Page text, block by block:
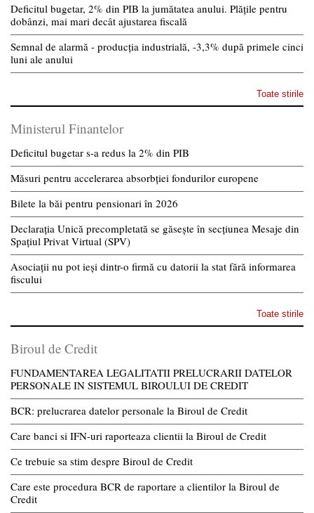
Deficitul bugetar, 2% din PIB la jumătatea anului. Plățile pentru
dobânzi, mai mari decât ajustarea fiscală
Semnal de alarmă - producția industrială, -3,3% după primele cinci
luni ale anului
Toate stirile
Ministerul Finantelor
Deficitul bugetar s-a redus la 2% din PIB
Măsuri pentru accelerarea absorbției fondurilor europene
Bilete la băi pentru pensionari în 2026
Declarația Unică precompletată se găsește în secțiunea Mesaje din
Spațiul Privat Virtual (SPV)
Asociații nu pot ieși dintr-o firmă cu datorii la stat fără informarea
fiscului
Toate stirile
Biroul de Credit
FUNDAMENTAREA LEGALITATII PRELUCRARII DATELOR
PERSONALE IN SISTEMUL BIROULUI DE CREDIT
BCR: prelucrarea datelor personale la Biroul de Credit
Care banci si IFN-uri raporteaza clientii la Biroul de Credit
Ce trebuie sa stim despre Biroul de Credit
Care este procedura BCR de raportare a clientilor la Biroul de
Credit